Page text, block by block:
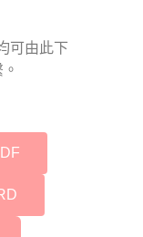
可由此下